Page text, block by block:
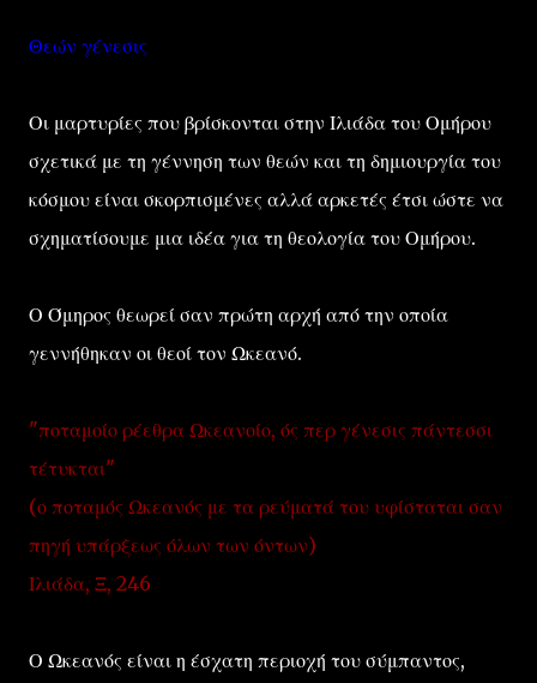
Θεών γένεσις
Οι μαρτυρίες που βρίσκονται στην Ιλιάδα του Ομήρου
σχετικά με τη γέννηση των θεών και τη δημιουργία του
κόσμου είναι σκορπισμένες αλλά αρκετές έτσι ώστε να
σχηματίσουμε μια ιδέα για τη θεολογία του Ομήρου.
Ο Όμηρος θεωρεί σαν πρώτη αρχή από την οποία
γεννήθηκαν οι θεοί τον Ωκεανό.
"ποταμοίο ρέεθρα Ωκεανοίο, ός περ γένεσις πάντεσσι
τέτυκται"
(ο ποταμός Ωκεανός με τα ρεύματά του υφίσταται σαν
πηγή υπάρξεως όλων των όντων)
Ιλιάδα, Ξ, 246
Ο Ωκεανός είναι η έσχατη περιοχή του σύμπαντος,